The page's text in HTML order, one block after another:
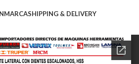
MARCASHIPPING & DELIVERY